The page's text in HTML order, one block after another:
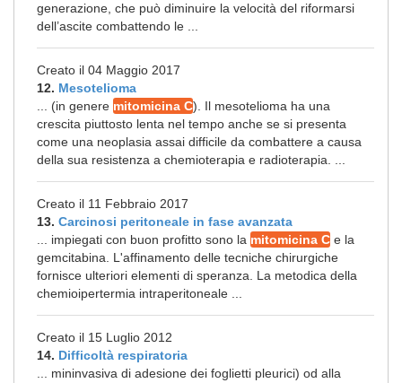
generazione, che può diminuire la velocità del riformarsi
dell’ascite combattendo le ...
Creato il 04 Maggio 2017
12. Mesotelioma
... (in genere mitomicina C). Il mesotelioma ha una
crescita piuttosto lenta nel tempo anche se si presenta
come una neoplasia assai difficile da combattere a causa
della sua resistenza a chemioterapia e radioterapia. ...
Creato il 11 Febbraio 2017
13. Carcinosi peritoneale in fase avanzata
... impiegati con buon profitto sono la mitomicina C e la
gemcitabina. L'affinamento delle tecniche chirurgiche
fornisce ulteriori elementi di speranza. La metodica della
chemioipertermia intraperitoneale ...
Creato il 15 Luglio 2012
14. Difficoltà respiratoria
... mininvasiva di adesione dei foglietti pleurici) od alla